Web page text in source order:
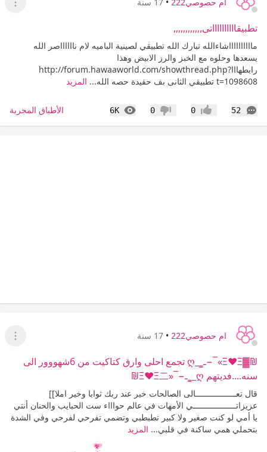
عرض
تطبيقااااااااااتى,,,,,,,,,,,,
مااااااااااشاءالله تبارك الله تطبيقي لصينية الباميه لام نااااااصر الله
يسعدها وحلوه مع الخبز والرز الابيض وهذا
رابطهاااhttp://forum.hawaaworld.com/showthread.php?
t=1098608 تطبيقي الثانى بف حفيدة حصه الله...
المزيد
52
التعليقات إعجاب0 عدم إعجاب
0
6K
المشاهدات الأطباق المجربة
ام حصوصي222 • 17 سنة
عرض
₪▓Ξ❤Ξ»¯−ـ‗_ღ تجمع احلى وارق كتاكيت من 6شهووور الى
سنه....فديتهم ღ_‗ـ−¯«Ξ❤Ξ二₪
قال تعـــــــــــــــــالى الصالحات خير عند ربك ثوابا وخير املا]]
عزيزاتــــــــــــــــــي الأمهات في عالم حواااء ست الحبايب والحنان أنتي
يا أمي لو كنت صغير ولا كبير تطبطبي وتضمي تفرحي لفرحي وفي الشدة
بتحملي همي ساكنة في قلبي... المزيد